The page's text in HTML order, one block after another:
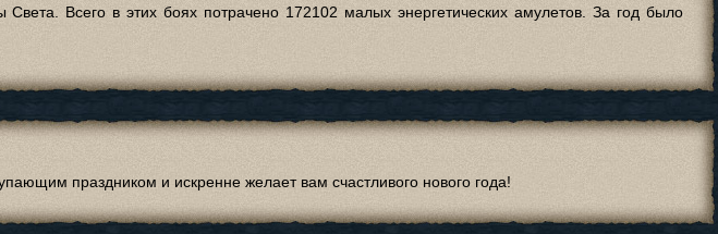
Всего в этих боях потрачено 172102 малых энергетических амулетов. За год было
праздником и искренне желает вам счастливого нового года!